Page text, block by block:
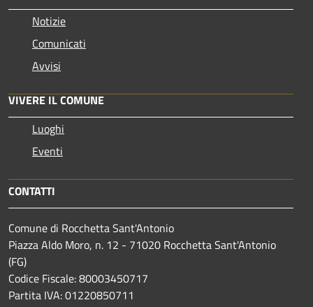
Notizie
Comunicati
Avvisi
VIVERE IL COMUNE
Luoghi
Eventi
CONTATTI
Comune di Rocchetta Sant'Antonio
Piazza Aldo Moro, n. 12 - 71020 Rocchetta Sant'Antonio
(FG)
Codice Fiscale: 80003450717
Partita IVA: 01220850711